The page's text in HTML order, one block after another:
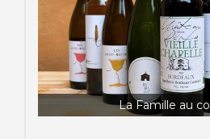
La Famille au